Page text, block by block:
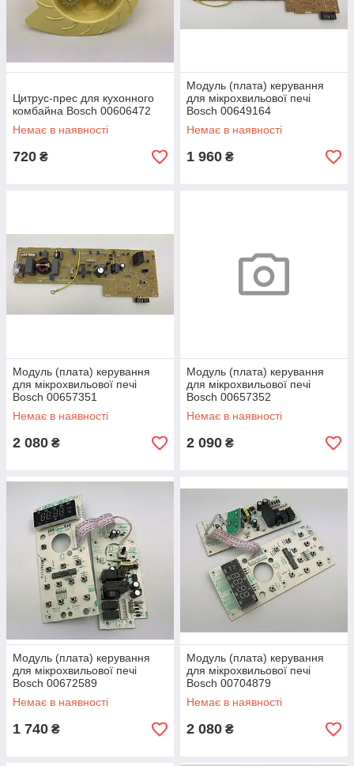
Цитрус-прес для кухонного
комбайна Bosch 00606472
Немає в наявності
720 ₴
Модуль (плата) керування
для мікрохвильової печі
Bosch 00649164
Немає в наявності
1 960 ₴
Модуль (плата) керування
для мікрохвильової печі
Bosch 00657351
Немає в наявності
2 080 ₴
Модуль (плата) керування
для мікрохвильової печі
Bosch 00657352
Немає в наявності
2 090 ₴
Модуль (плата) керування
для мікрохвильової печі
Bosch 00672589
Немає в наявності
1 740 ₴
Модуль (плата) керування
для мікрохвильової печі
Bosch 00704879
Немає в наявності
2 080 ₴